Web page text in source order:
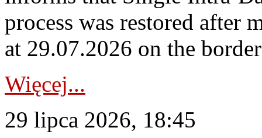
process was restored after
at 29.07.2026 on the
Więcej...
29 lipca 2026, 18:45